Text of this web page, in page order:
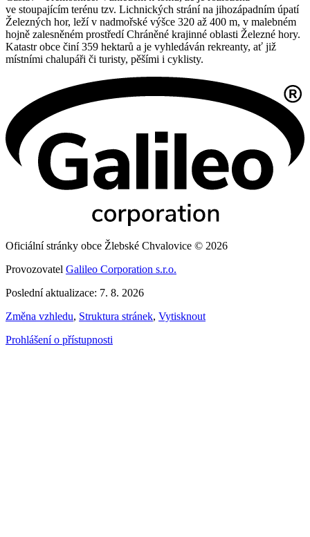
ve stoupajícím terénu tzv. Lichnických strání na jihozápadním úpatí
Železných hor, leží v nadmořské výšce 320 až 400 m, v malebném
hojně zalesněném prostředí Chráněné krajinné oblasti Železné hory.
Katastr obce činí 359 hektarů a je vyhledáván rekreanty, ať již
místními chalupáři či turisty, pěšími i cyklisty.
Oficiální stránky obce Žlebské Chvalovice © 2026
Provozovatel Galileo Corporation s.r.o.
Poslední aktualizace: 7. 8. 2026
Změna vzhledu, Struktura stránek, Vytisknout
Prohlášení o přístupnosti